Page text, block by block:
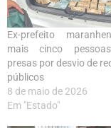
Ex-prefeito
mais cinco
presas por desvio de
públicos
8 de maio de 2026
Em "Estado"